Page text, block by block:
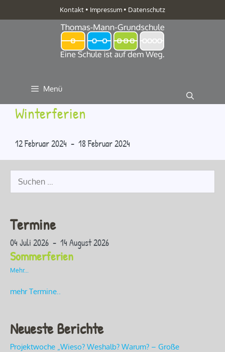
Inhalt
Kontakt • Impressum • Datenschutz
Menü
Winterferien
12 Februar 2024 - 18 Februar 2024
nach:
Termine
04 Juli 2026 - 14 August 2026
Sommerferien
Mehr...
mehr Termine..
Neueste Berichte
Projektwoche „Wieso? Weshalb? Warum? – Große